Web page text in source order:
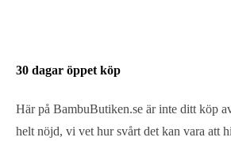
30 dagar öppet köp
Här på BambuButiken.se är inte ditt köp
helt nöjd, vi vet hur svårt det kan vara att